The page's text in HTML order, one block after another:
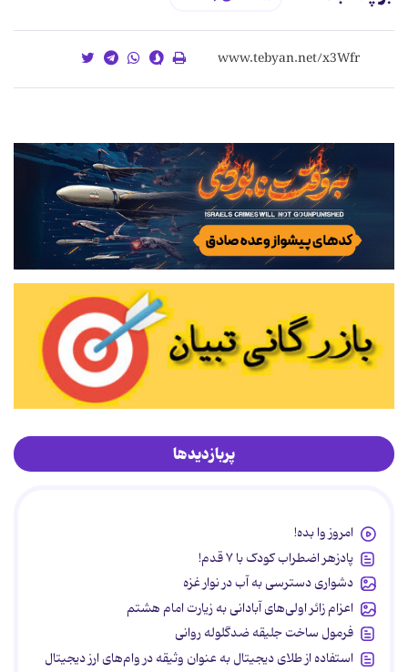
پربازدیدها
امروز وا بده!
پادزهر اضطراب کودک با ۷ قدم!
دشواری دسترسی به آب در نوار غزه
اعزام زائر اولی‌های آبادانی به زیارت امام هشتم
فرمول ساخت جلیقه ضدگلوله روانی
استفاده از طلای دیجیتال به عنوان وثیقه در وام‌های ارز دیجیتال